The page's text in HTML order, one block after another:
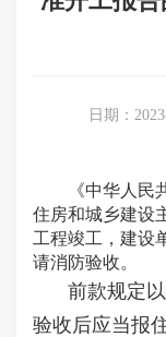
日期：
《中华人
住房和城乡建设
工程竣工，建设
请消防验收。
前款规定
验收后应当报